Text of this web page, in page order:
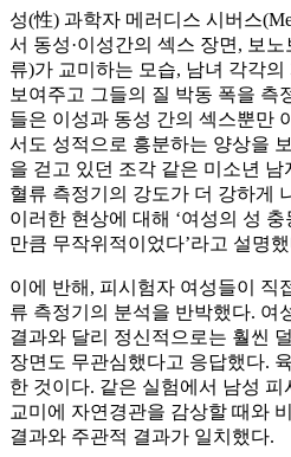
성(性) 과학자 메러디스 시버스
서 동성·이성간의 섹스 장면, 보
류)가 교미하는 모습, 남녀 각각
보여주고 그들의 질 박동 폭을 측
들은 이성과 동성 간의 섹스뿐만
서도 성적으로 흥분하는 양상을
을 걷고 있던 조각 같은 미소년
혈류 측정기의 강도가 더 강하게
이러한 현상에 대해 ‘여성의 성
만큼 무작위적이었다’라고 설명
이에 반해, 피시험자 여성들이 직
류 측정기의 분석을 반박했다. 여
결과와 달리 정신적으로는 훨씬
장면도 무관심했다고 응답했다.
한 것이다. 같은 실험에서 남성 피
교미에 자연경관을 감상할 때와
결과와 주관적 결과가 일치했다.